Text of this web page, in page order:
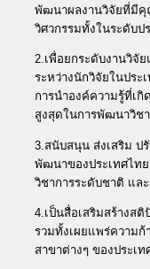
พัฒนาผลงานวิจัยที่มี
วิศวกรรมทั้งในระดับป
2.เพื่อยกระดับงานวิจั
ระหว่างนักวิจัยในประ
การนำองค์ความรู้ที่เ
สูงสุดในการพัฒนาวิช
3.สนับสนุน ส่งเสริม ป
พัฒนาของประเทศไท
วิชาการระดับชาติ แล
4.เป็นสื่อเสริมสร้างส
รวมทั้งเผยแพร่ความก้
สาขาต่างๆ ของประเ